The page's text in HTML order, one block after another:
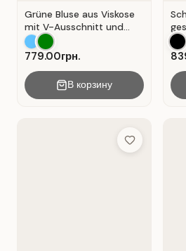
Grüne Bluse aus Viskose
mit V-Ausschnitt und
Wickeloptik. Grün.
779.00грн.
В корзину
Add to Wish